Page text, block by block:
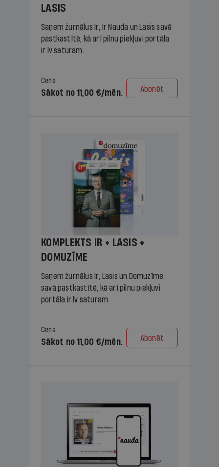
LASIS
Saņem žurnālus Ir, Ir Nauda un Lasis savā
pastkastītē, kā arī pilnu piekļuvi portāla
ir.lv saturam.
Cena
Sākot no 11,00 €/mēn. Abonēt
KOMPLEKTS IR + LASIS +
DOMUZĪME
Saņem žurnālus Ir, Lasis un Domuzīme
savā pastkastītē, kā arī pilnu piekļuvi
portāla ir.lv saturam.
Cena
Sākot no 11,00 €/mēn. Abonēt